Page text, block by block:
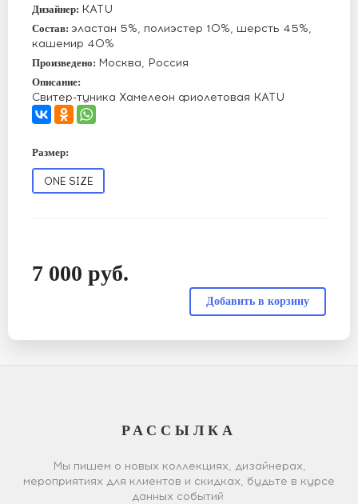
Дизайнер: KATU
Состав: эластан 5%, полиэстер 10%, шерсть 45%,
кашемир 40%
Произведено: Москва, Россия
Описание:
Свитер-туника Хамелеон фиолетовая KATU
Размер:
ONE SIZE
7 000 руб.
РАССЫЛКА
Мы пишем о новых коллекциях, дизайнерах,
мероприятиях для клиентов и скидках, будьте в курсе
данных событий